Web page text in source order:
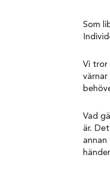
Som
Vi tror
Vad
är.